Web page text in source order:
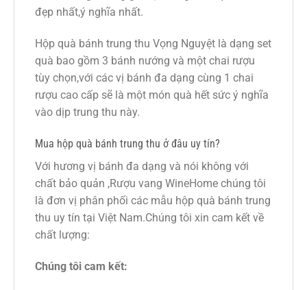
đẹp nhất,ý nghĩa nhất.
Hộp quà bánh trung thu Vọng Nguyệt là dạng set
quà bao gồm 3 bánh nướng và một chai rượu
tùy chọn,với các vị bánh đa dạng cùng 1 chai
rượu cao cấp sẽ là một món quà hết sức ý nghĩa
vào dịp trung thu này.
Mua hộp quà bánh trung thu ở đâu uy tín?
Với hương vị bánh đa dạng và nói không với
chất bảo quản ,Rượu vang WineHome chúng tôi
là đơn vị phân phối các mẫu hộp quà bánh trung
thu uy tín tại Việt Nam.Chúng tôi xin cam kết về
chất lượng:
Chúng tôi cam kết: